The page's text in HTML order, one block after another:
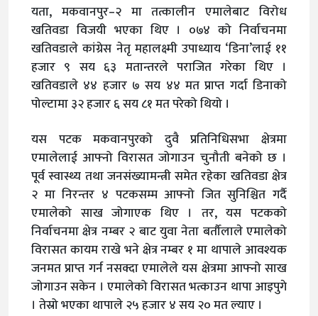
यता, मकवानपुर–२ मा तत्कालीन एमालेबाट विरोध
खतिवडा विजयी भएका थिए । ०७४ को निर्वाचनमा
खतिवडाले कांग्रेस नेतृ महालक्ष्मी उपाध्याय ‘डिना’लाई ११
हजार ९ सय ६३ मतान्तरले पराजित गरेका थिए ।
खतिवडाले ४४ हजार ७ सय ४४ मत प्राप्त गर्दा डिनाको
पोल्टामा ३२ हजार ६ सय ८१ मत परेको थियो ।
यस पटक मकवानपुरको दुवै प्रतिनिधिसभा क्षेत्रमा
एमालेलाई आफ्नो विरासत जोगाउन चुनौती बनेको छ ।
पूर्व स्वास्थ्य तथा जनसंख्यामन्त्री समेत रहेका खतिवडा क्षेत्र
२ मा निरन्तर ४ पटकसम्म आफ्नो जित सुनिश्चित गर्दै
एमालेको साख जोगाएक थिए । तर, यस पटकको
निर्वाचनमा क्षेत्र नम्बर २ बाट युवा नेता बर्तौलाले एमालेको
विरासत कायम राखे भने क्षेत्र नम्बर १ मा थापाले आवश्यक
जनमत प्राप्त गर्न नसक्दा एमालेले यस क्षेत्रमा आफ्नो साख
जोगाउन सकेन । एमालेको विरासत भत्काउन थापा आइपुगे
। तेस्रो भएका थापाले २५ हजार ४ सय २० मत ल्याए ।